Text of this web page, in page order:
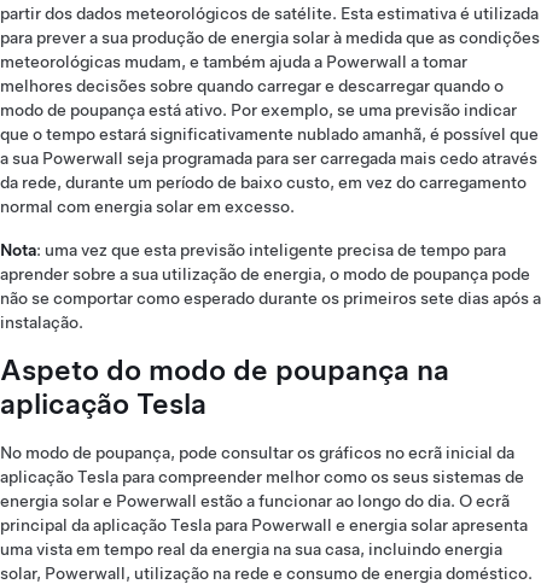
partir dos dados meteorológicos de satélite. Esta estimativa é utilizada
para prever a sua produção de energia solar à medida que as condições
meteorológicas mudam, e também ajuda a Powerwall a tomar
melhores decisões sobre quando carregar e descarregar quando o
modo de poupança está ativo. Por exemplo, se uma previsão indicar
que o tempo estará significativamente nublado amanhã, é possível que
a sua Powerwall seja programada para ser carregada mais cedo através
da rede, durante um período de baixo custo, em vez do carregamento
normal com energia solar em excesso.
Nota: uma vez que esta previsão inteligente precisa de tempo para
aprender sobre a sua utilização de energia, o modo de poupança pode
não se comportar como esperado durante os primeiros sete dias após a
instalação.
Aspeto do modo de poupança na
aplicação Tesla
No modo de poupança, pode consultar os gráficos no ecrã inicial da
aplicação Tesla para compreender melhor como os seus sistemas de
energia solar e Powerwall estão a funcionar ao longo do dia. O ecrã
principal da aplicação Tesla para Powerwall e energia solar apresenta
uma vista em tempo real da energia na sua casa, incluindo energia
solar, Powerwall, utilização na rede e consumo de energia doméstico.